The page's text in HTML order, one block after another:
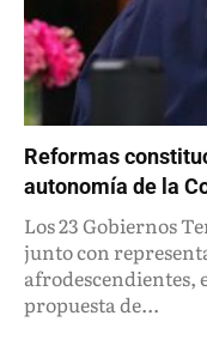
Reformas
autonomía de la
Los 23 Gobiernos
junto con
afrodescendientes,
propuesta de...